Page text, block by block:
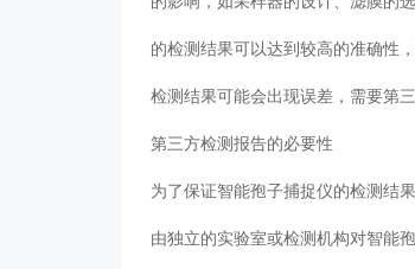
的检测结果可以达到较高的准确性
检测结果可能会出现误差，需要第
第三方检测报告的必要性
为了保证智能孢子捕捉仪的检测结
由独立的实验室或检测机构对智能